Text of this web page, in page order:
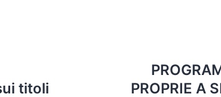
titoli
PROPRIE A